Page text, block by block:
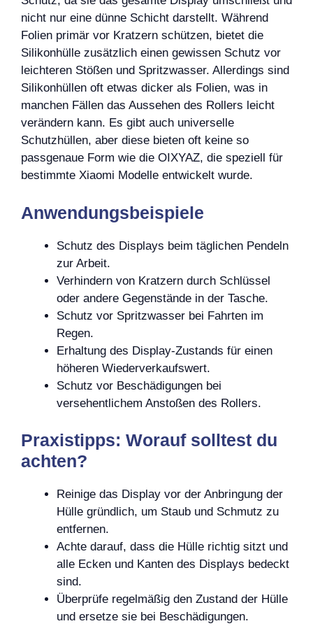
nicht nur eine dünne Schicht darstellt. Während
Folien primär vor Kratzern schützen, bietet die
Silikonhülle zusätzlich einen gewissen Schutz vor
leichteren Stößen und Spritzwasser. Allerdings sind
Silikonhüllen oft etwas dicker als Folien, was in
manchen Fällen das Aussehen des Rollers leicht
verändern kann. Es gibt auch universelle
Schutzhüllen, aber diese bieten oft keine so
passgenaue Form wie die OIXYAZ, die speziell für
bestimmte Xiaomi Modelle entwickelt wurde.
Anwendungsbeispiele
Schutz des Displays beim täglichen Pendeln
zur Arbeit.
Verhindern von Kratzern durch Schlüssel
oder andere Gegenstände in der Tasche.
Schutz vor Spritzwasser bei Fahrten im
Regen.
Erhaltung des Display-Zustands für einen
höheren Wiederverkaufswert.
Schutz vor Beschädigungen bei
versehentlichem Anstoßen des Rollers.
Praxistipps: Worauf solltest du
achten?
Reinige das Display vor der Anbringung der
Hülle gründlich, um Staub und Schmutz zu
entfernen.
Achte darauf, dass die Hülle richtig sitzt und
alle Ecken und Kanten des Displays bedeckt
sind.
Überprüfe regelmäßig den Zustand der Hülle
und ersetze sie bei Beschädigungen.